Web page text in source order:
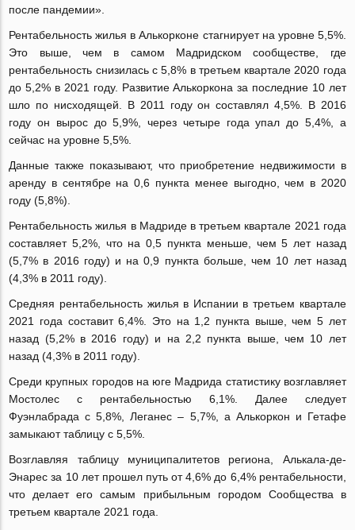
после пандемии».
Рентабельность жилья в Алькорконе стагнирует на уровне 5,5%.
Это выше, чем в самом Мадридском сообществе, где
рентабельность снизилась с 5,8% в третьем квартале 2020 года
до 5,2% в 2021 году. Развитие Алькоркона за последние 10 лет
шло по нисходящей. В 2011 году он составлял 4,5%. В 2016
году он вырос до 5,9%, через четыре года упал до 5,4%, а
сейчас на уровне 5,5%.
Данные также показывают, что приобретение недвижимости в
аренду в сентябре на 0,6 пункта менее выгодно, чем в 2020
году (5,8%).
Рентабельность жилья в Мадриде в третьем квартале 2021 года
составляет 5,2%, что на 0,5 пункта меньше, чем 5 лет назад
(5,7% в 2016 году) и на 0,9 пункта больше, чем 10 лет назад
(4,3% в 2011 году).
Средняя рентабельность жилья в Испании в третьем квартале
2021 года составит 6,4%. Это на 1,2 пункта выше, чем 5 лет
назад (5,2% в 2016 году) и на 2,2 пункта выше, чем 10 лет
назад (4,3% в 2011 году).
Среди крупных городов на юге Мадрида статистику возглавляет
Мостолес с рентабельностью 6,1%. Далее следует
Фуэнлабрада с 5,8%, Леганес – 5,7%, а Алькоркон и Гетафе
замыкают таблицу с 5,5%.
Возглавляя таблицу муниципалитетов региона, Алькала-де-
Энарес за 10 лет прошел путь от 4,6% до 6,4% рентабельности,
что делает его самым прибыльным городом Сообщества в
третьем квартале 2021 года.